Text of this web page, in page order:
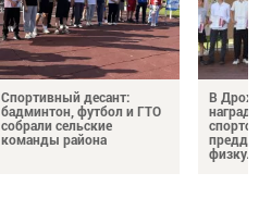
Спортивный десант:
бадминтон, футбол и ГТО
собрали сельские
команды района
В